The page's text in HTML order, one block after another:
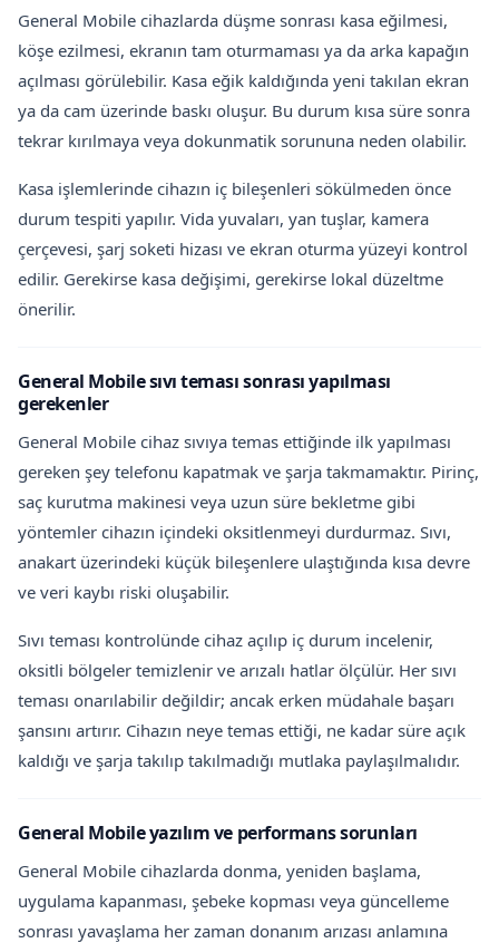
General Mobile cihazlarda düşme sonrası kasa eğilmesi,
köşe ezilmesi, ekranın tam oturmaması ya da arka kapağın
açılması görülebilir. Kasa eğik kaldığında yeni takılan ekran
ya da cam üzerinde baskı oluşur. Bu durum kısa süre sonra
tekrar kırılmaya veya dokunmatik sorununa neden olabilir.
Kasa işlemlerinde cihazın iç bileşenleri sökülmeden önce
durum tespiti yapılır. Vida yuvaları, yan tuşlar, kamera
çerçevesi, şarj soketi hizası ve ekran oturma yüzeyi kontrol
edilir. Gerekirse kasa değişimi, gerekirse lokal düzeltme
önerilir.
General Mobile sıvı teması sonrası yapılması
gerekenler
General Mobile cihaz sıvıya temas ettiğinde ilk yapılması
gereken şey telefonu kapatmak ve şarja takmamaktır. Pirinç,
saç kurutma makinesi veya uzun süre bekletme gibi
yöntemler cihazın içindeki oksitlenmeyi durdurmaz. Sıvı,
anakart üzerindeki küçük bileşenlere ulaştığında kısa devre
ve veri kaybı riski oluşabilir.
Sıvı teması kontrolünde cihaz açılıp iç durum incelenir,
oksitli bölgeler temizlenir ve arızalı hatlar ölçülür. Her sıvı
teması onarılabilir değildir; ancak erken müdahale başarı
şansını artırır. Cihazın neye temas ettiği, ne kadar süre açık
kaldığı ve şarja takılıp takılmadığı mutlaka paylaşılmalıdır.
General Mobile yazılım ve performans sorunları
General Mobile cihazlarda donma, yeniden başlama,
uygulama kapanması, şebeke kopması veya güncelleme
sonrası yavaşlama her zaman donanım arızası anlamına